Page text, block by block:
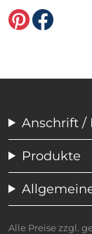
Anschrift /
Produkte
Alle Preise zzgl.